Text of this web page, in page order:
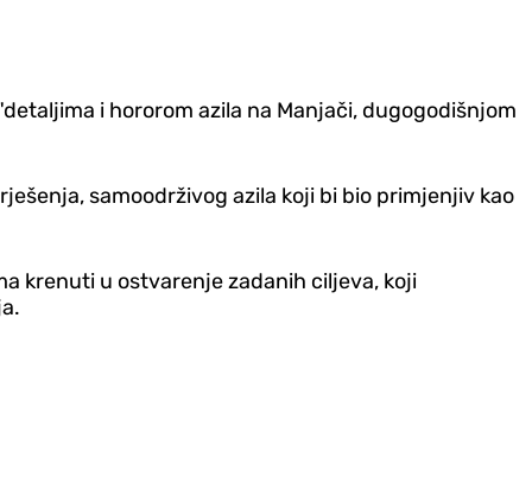
i hororom azila na Manjači, dugogodišnjom
samoodrživog azila koji bi bio primjenjiv kao
krenuti u ostvarenje zadanih ciljeva, koji